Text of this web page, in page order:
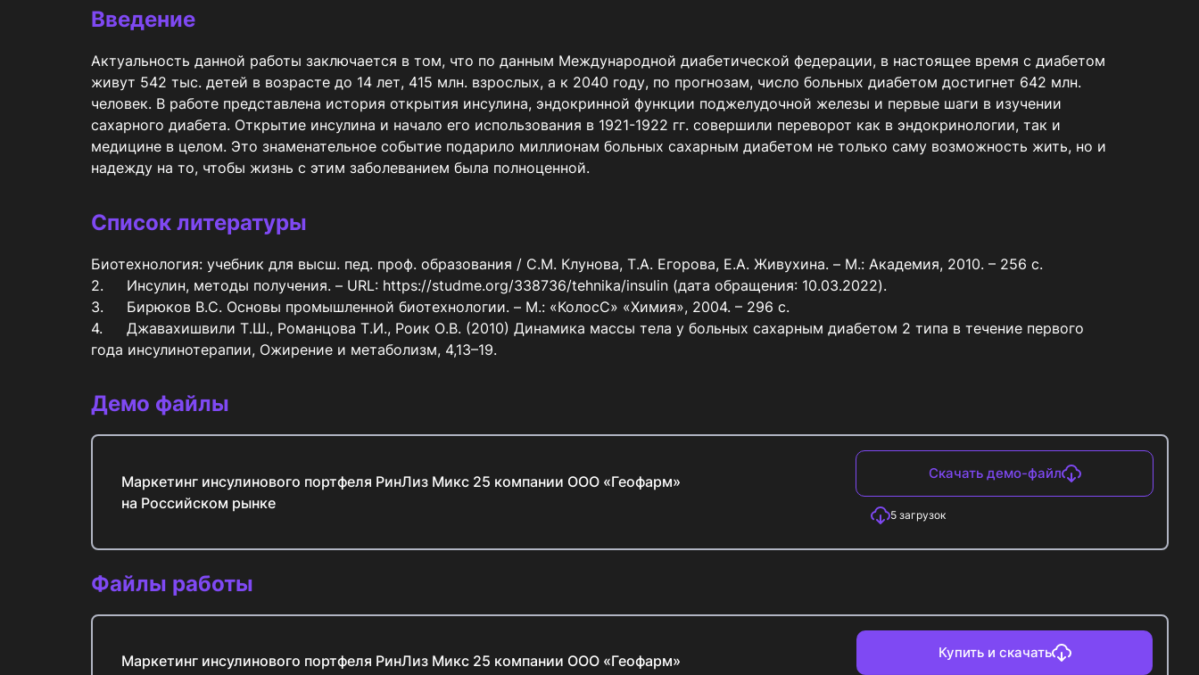
Введение
Актуальность данной работы заключается в том, что по данным Международной диабетической федерации, в настоящее время с диабетом
живут 542 тыс. детей в возрасте до 14 лет, 415 млн. взрослых, а к 2040 году, по прогнозам, число больных диабетом достигнет 642 млн.
человек. В работе представлена история открытия инсулина, эндокринной функции поджелудочной железы и первые шаги в изучении
сахарного диабета. Открытие инсулина и начало его использования в 1921-1922 гг. совершили переворот как в эндокринологии, так и
медицине в целом. Это знаменательное событие подарило миллионам больных сахарным диабетом не только саму возможность жить, но и
надежду на то, чтобы жизнь с этим заболеванием была полноценной.
Список литературы
Биотехнология: учебник для высш. пед. проф. образования / С.М. Клунова, Т.А. Егорова, Е.А. Живухина. – М.: Академия, 2010. – 256 с.
2.	Инсулин, методы получения. – URL: https://studme.org/338736/tehnika/insulin (дата обращения: 10.03.2022).
3.	Бирюков В.С. Основы промышленной биотехнологии. – М.: «КолосС» «Химия», 2004. – 296 с.
4.	Джавахишвили Т.Ш., Романцова Т.И., Роик О.В. (2010) Динамика массы тела у больных сахарным диабетом 2 типа в течение первого
года инсулинотерапии, Ожирение и метаболизм, 4,13–19.
Демо файлы
Маркетинг инсулинового портфеля РинЛиз Микс 25 компании ООО «Геофарм»
на Российском рынке
Скачать демо-файл
5 загрузок
Файлы работы
Маркетинг инсулинового портфеля РинЛиз Микс 25 компании ООО «Геофарм»
Купить и скачать